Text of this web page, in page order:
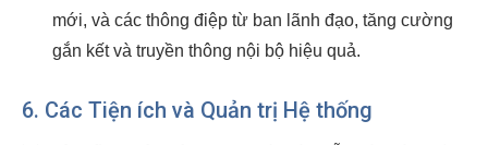
mới, và các thông điệp từ ban lãnh đạo, tăng cường
gắn kết và truyền thông nội bộ hiệu quả.
6. Các Tiện ích và Quản trị Hệ thống